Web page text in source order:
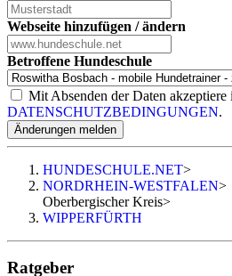
Webseite hinzufügen / ändern
Betroffene Hundeschule
Mit Absenden der Daten akzeptiere
DATENSCHUTZBEDINGUNGEN.
Änderungen melden
HUNDESCHULE.NET>
NORDRHEIN-WESTFALEN>
Oberbergischer Kreis>
WIPPERFÜRTH
Ratgeber